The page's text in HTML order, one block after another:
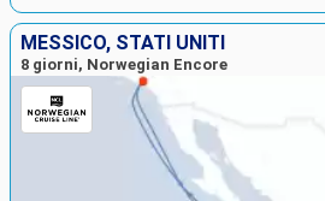
MESSICO, STATI UNITI
8 giorni, Norwegian Encore